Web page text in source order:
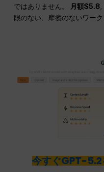
ではありません。
月額$5.8,
限のない、摩擦のないワー
今すぐGPT-5.2